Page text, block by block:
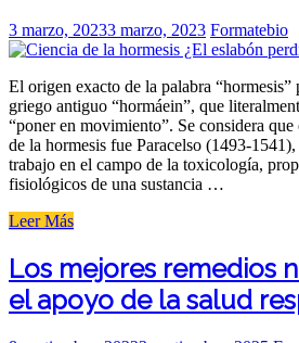
función
mitocondrial»
Posted
on
3 marzo, 20233 marzo, 2023 Formatebio
El origen exacto de la palabra
griego antiguo “hormáein”, que
“poner en movimiento”. Se considera
de la hormesis fue Paracelso (1493-
trabajo en el campo de la toxicología,
fisiológicos de una sustancia …
Leer Más«Ciencia
la
hormesis
¿El
eslabón
perdido?»
Los mejores remedios
el apoyo de la salud